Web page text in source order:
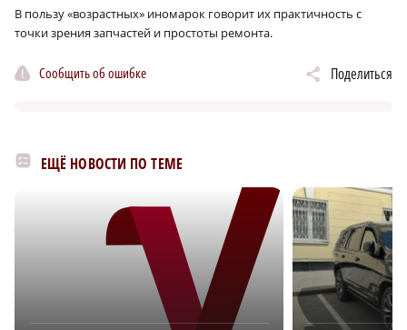
В пользу «возрастных» иномарок говорит их практичность с
точки зрения запчастей и простоты ремонта.
Сообщить об ошибке Поделиться
ЕЩЁ НОВОСТИ ПО ТЕМЕ